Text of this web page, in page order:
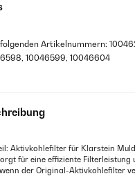
Artikelnummern:
10046599, 10046604
Aktivkohlefilter für Klarstein
für eine effiziente Filterleistung
der Original-Aktivkohlefilter